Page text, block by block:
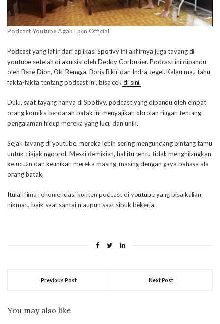
Podcast Youtube Agak Laen Official
Podcast yang lahir dari aplikasi Spotivy ini akhirnya juga tayang di
youtube setelah di akuisisi oleh Deddy Corbuzier. Podcast ini dipandu
oleh Bene Dion, Oki Rengga, Boris Bikir dan Indra Jegel. Kalau mau tahu
fakta-fakta tentang podcast ini, bisa cekdi sini.
Dulu, saat tayang hanya di Spotivy, podcast yang dipandu oleh empat
orang komika berdarah batak ini menyajikan obrolan ringan tentang
pengalaman hidup mereka yang lucu dan unik.
Sejak tayang di youtube, mereka lebih sering mengundang bintang tamu
untuk diajak ngobrol. Meski demikian, hal itu tentu tidak menghilangkan
kelucuan dan keunikan mereka masing-masing dengan gaya bahasa ala
orang batak.
Itulah lima rekomendasi konten podcast di youtube yang bisa kalian
nikmati, baik saat santai maupun saat sibuk bekerja.
Previous Post Next Post
You may also like